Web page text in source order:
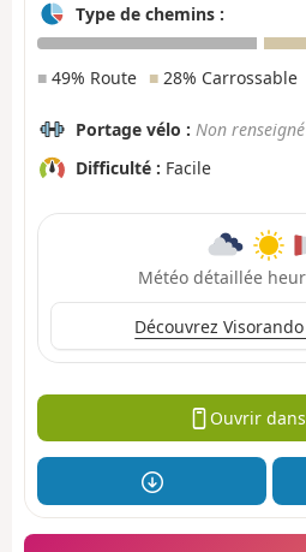
Type de chemins :
■ 49% Route ■ 28% Carrossable
Portage vélo : Non renseigné
Difficulté : Facile
Météo détaillée
Découvrez
Ouvrir